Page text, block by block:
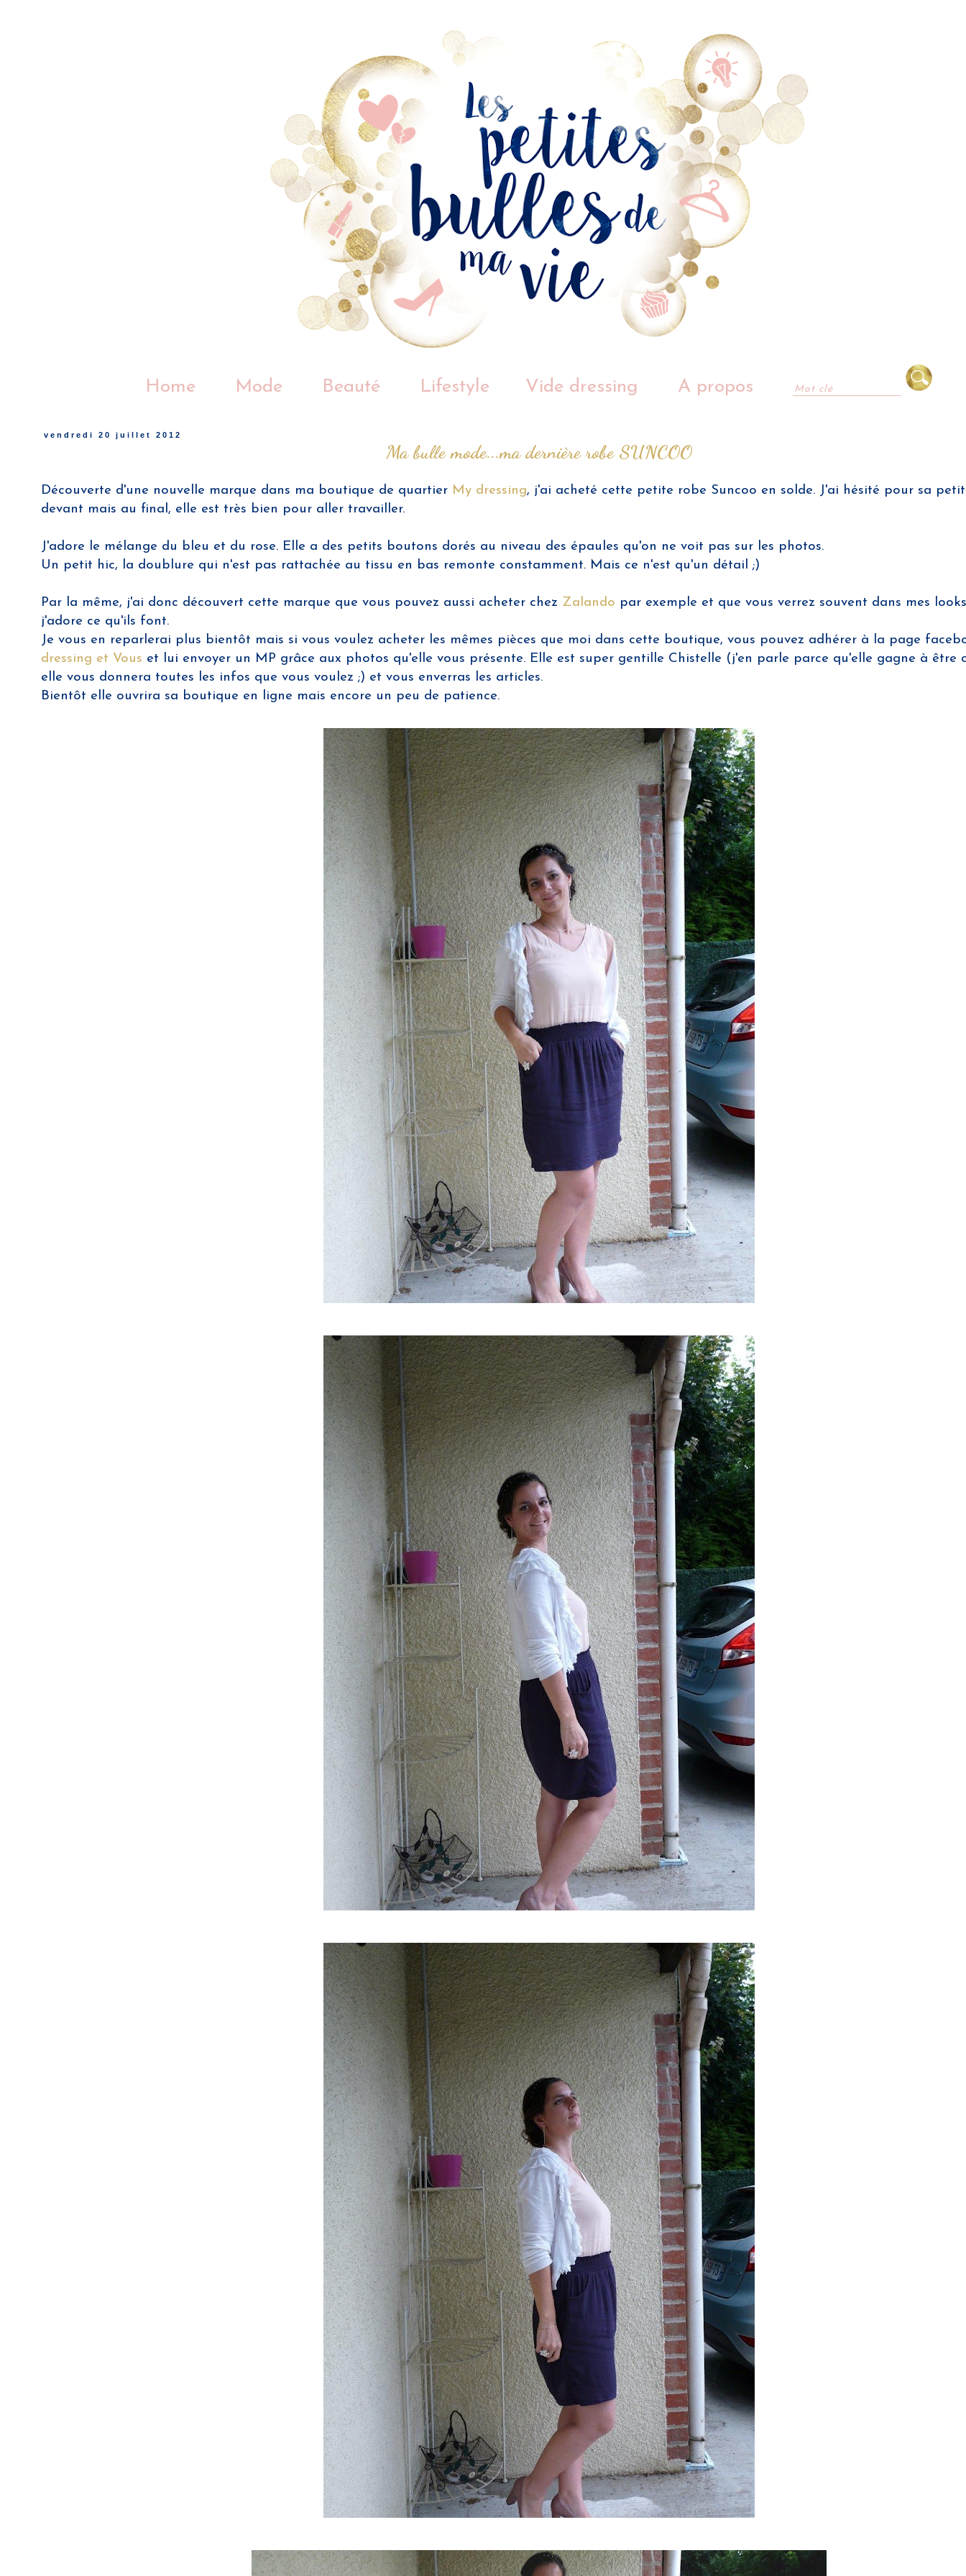
Home Mode Beauté Lifestyle Vide dressing A propos
vendredi 20 juillet 2012
Ma bulle mode...ma dernière robe SUNCOO
Découverte d'une nouvelle marque dans ma boutique de quartier My dressing, j'ai acheté cette petite robe Suncoo en solde. J'ai hésité pour sa
devant mais au final, elle est très bien pour aller travailler.
J'adore le mélange du bleu et du rose. Elle a des petits boutons dorés au niveau des épaules qu'on ne voit pas sur les photos.
Un petit hic, la doublure qui n'est pas rattachée au tissu en bas remonte constamment. Mais ce n'est qu'un détail ;)
Par la même, j'ai donc découvert cette marque que vous pouvez aussi acheter chez Zalando par exemple et que vous verrez souvent dans mes
j'adore ce qu'ils font.
Je vous en reparlerai plus bientôt mais si vous voulez acheter les mêmes pièces que moi dans cette boutique, vous pouvez adhérer à la page
dressing et Vous et lui envoyer un MP grâce aux photos qu'elle vous présente. Elle est super gentille Chistelle (j'en parle parce qu'elle gagne à être
elle vous donnera toutes les infos que vous voulez ;) et vous enverras les articles.
Bientôt elle ouvrira sa boutique en ligne mais encore un peu de patience.